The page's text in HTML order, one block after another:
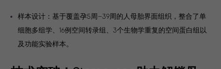
样本设计：基于覆盖孕5周–39周的人母胎界面组织，整合了单
细胞多组学、16例空间转录组、3个生物学重复的空间蛋白组以
及功能实验样本。